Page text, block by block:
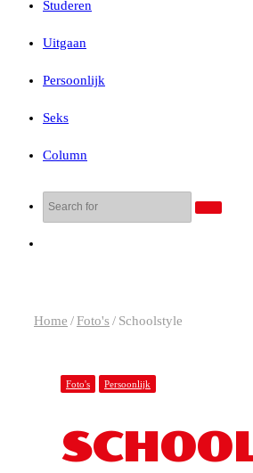
Studeren
Uitgaan
Persoonlijk
Seks
Column
Search
Home /Foto's / Schoolstyle
Foto's Persoonlijk